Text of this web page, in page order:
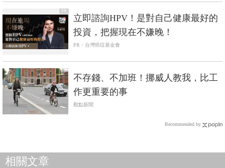
PR
立即諮詢HPV！是對自己健康最好的
投資，把握現在不嫌晚！
PR・台灣癌症基金會
不存錢、不加班！挪威人教我，比工
作更重要的事
觀點新聞
Recommended by
相關文章